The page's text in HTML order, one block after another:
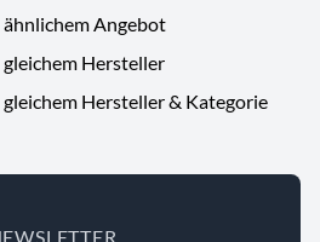
Angebot
Hersteller
Hersteller & Kategorie